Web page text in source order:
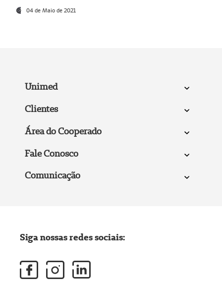
04 de Maio de 2021
Unimed
Clientes
Área do Cooperado
Fale Conosco
Comunicação
Siga nossas redes sociais: